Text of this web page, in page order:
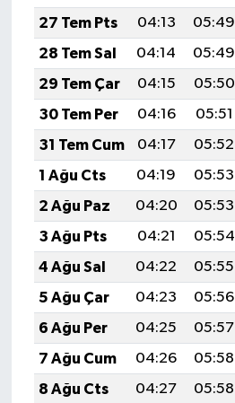
27 Tem Pts
04:13 05:49
28 Tem Sal
04:14 05:49
29 Tem Çar
04:15 05:50
30 Tem Per
04:16 05:51
31 Tem Cum
04:17 05:52
1 Ağu Cts
04:19 05:53
2 Ağu Paz
04:20 05:53
3 Ağu Pts
04:21 05:54
4 Ağu Sal
04:22 05:55
5 Ağu Çar
04:23 05:56
6 Ağu Per
04:25 05:57
7 Ağu Cum
04:26 05:58
8 Ağu Cts
04:27 05:58
Röportaj
Sağlık
SİYASET
Spor
Ulusal
Yaşam